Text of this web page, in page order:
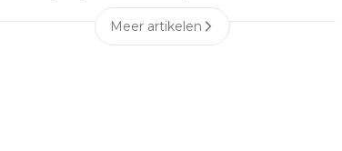
Meer artikelen